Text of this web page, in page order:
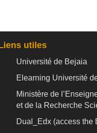
utiles
Université de Bejaia
Elearning Université
Ministère de
et de la Recherche
Dual_Edx (access the